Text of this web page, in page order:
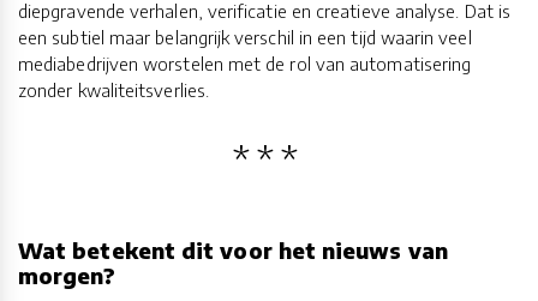
diepgravende verhalen, verificatie en creatieve analyse. Dat is
een subtiel maar belangrijk verschil in een tijd waarin veel
mediabedrijven worstelen met de rol van automatisering
zonder kwaliteitsverlies.
Wat betekent dit voor het nieuws van
morgen?